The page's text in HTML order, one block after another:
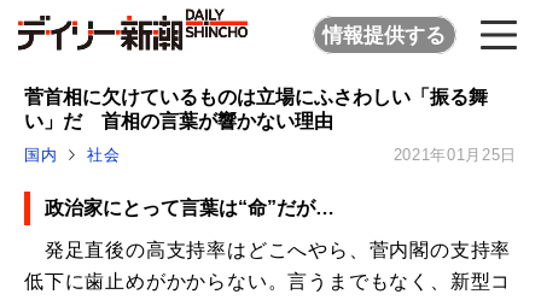
情報提供する
菅首相に欠けているものは立場にふさわしい「振る舞
い」だ 首相の言葉が響かない理由
国内 社会 2021年01月25日
政治家にとって言葉は“命”だが…
発足直後の高支持率はどこへやら、菅内閣の支持率
低下に歯止めがかからない。言うまでもなく、新型コ